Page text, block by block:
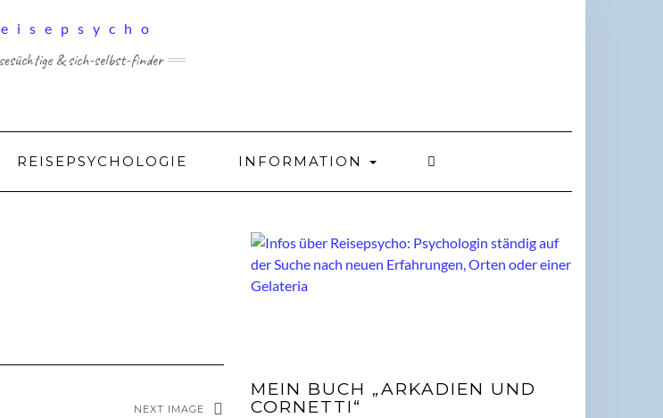
& sich-selbst-finder
REISEPSYCHOLOGIE INFORMATION
NEXT IMAGE
MEIN BUCH „ARKADIEN UND
CORNETTI“